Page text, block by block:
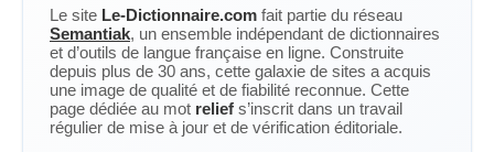
Le site Le-Dictionnaire.com fait partie du réseau
Semantiak, un ensemble indépendant de dictionnaires
et d’outils de langue française en ligne. Construite
depuis plus de 30 ans, cette galaxie de sites a acquis
une image de qualité et de fiabilité reconnue. Cette
page dédiée au mot relief s’inscrit dans un travail
régulier de mise à jour et de vérification éditoriale.